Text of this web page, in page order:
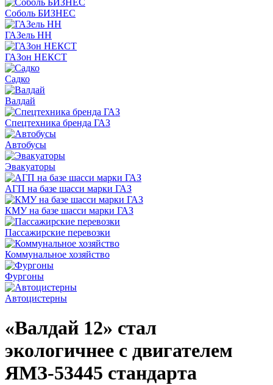
Соболь БИЗНЕС
ГАЗель НН
ГАЗон НЕКСТ
Садко
Валдай
Спецтехника бренда ГАЗ
Автобусы
Эвакуаторы
АГП на базе шасси марки ГАЗ
КМУ на базе шасси марки ГАЗ
Пассажирские перевозки
Коммунальное хозяйство
Фургоны
Автоцистерны
«Валдай 12» стал
экологичнее с двигателем
ЯМЗ-53445 стандарта